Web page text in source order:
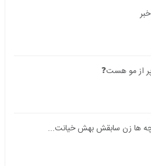
از مو هست❓
ها زن سابقش بهش خیانت...